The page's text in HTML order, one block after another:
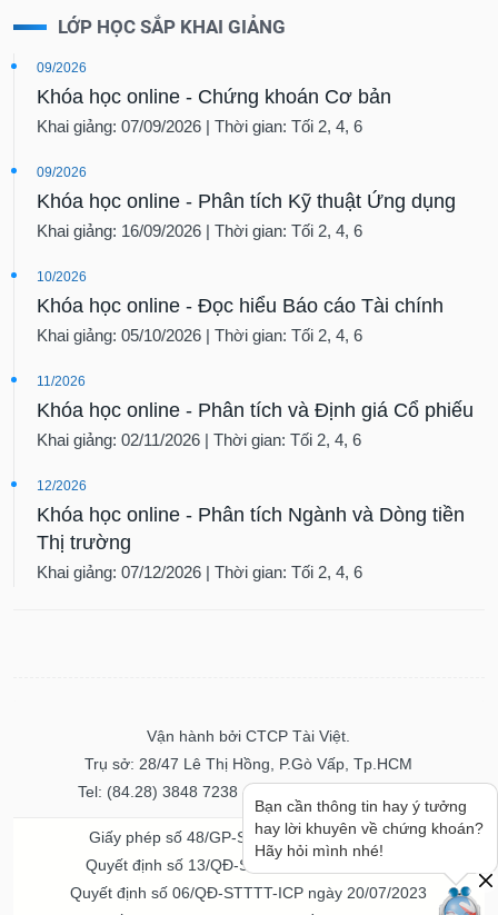
LỚP HỌC SẮP KHAI GIẢNG
09/2026
Khóa học online - Chứng khoán Cơ bản
Khai giảng: 07/09/2026 | Thời gian: Tối 2, 4, 6
09/2026
Khóa học online - Phân tích Kỹ thuật Ứng dụng
Khai giảng: 16/09/2026 | Thời gian: Tối 2, 4, 6
10/2026
Khóa học online - Đọc hiểu Báo cáo Tài chính
Khai giảng: 05/10/2026 | Thời gian: Tối 2, 4, 6
11/2026
Khóa học online - Phân tích và Định giá Cổ phiếu
Khai giảng: 02/11/2026 | Thời gian: Tối 2, 4, 6
12/2026
Khóa học online - Phân tích Ngành và Dòng tiền
Thị trường
Khai giảng: 07/12/2026 | Thời gian: Tối 2, 4, 6
Vận hành bởi CTCP Tài Việt.
Trụ sở: 28/47 Lê Thị Hồng, P.Gò Vấp, Tp.HCM
Tel: (84.28) 3848 7238 - Fax: (84.28) 3848 7237
Giấy phép số 48/GP-STTTT ngày 04/11/2016
Quyết định số 13/QĐ-STTTT ngày 02/11/2017
Quyết định số 06/QĐ-STTTT-ICP ngày 20/07/2023
Bạn cần thông tin hay ý tưởng
hay lời khuyên về chứng khoán?
Hãy hỏi mình nhé!